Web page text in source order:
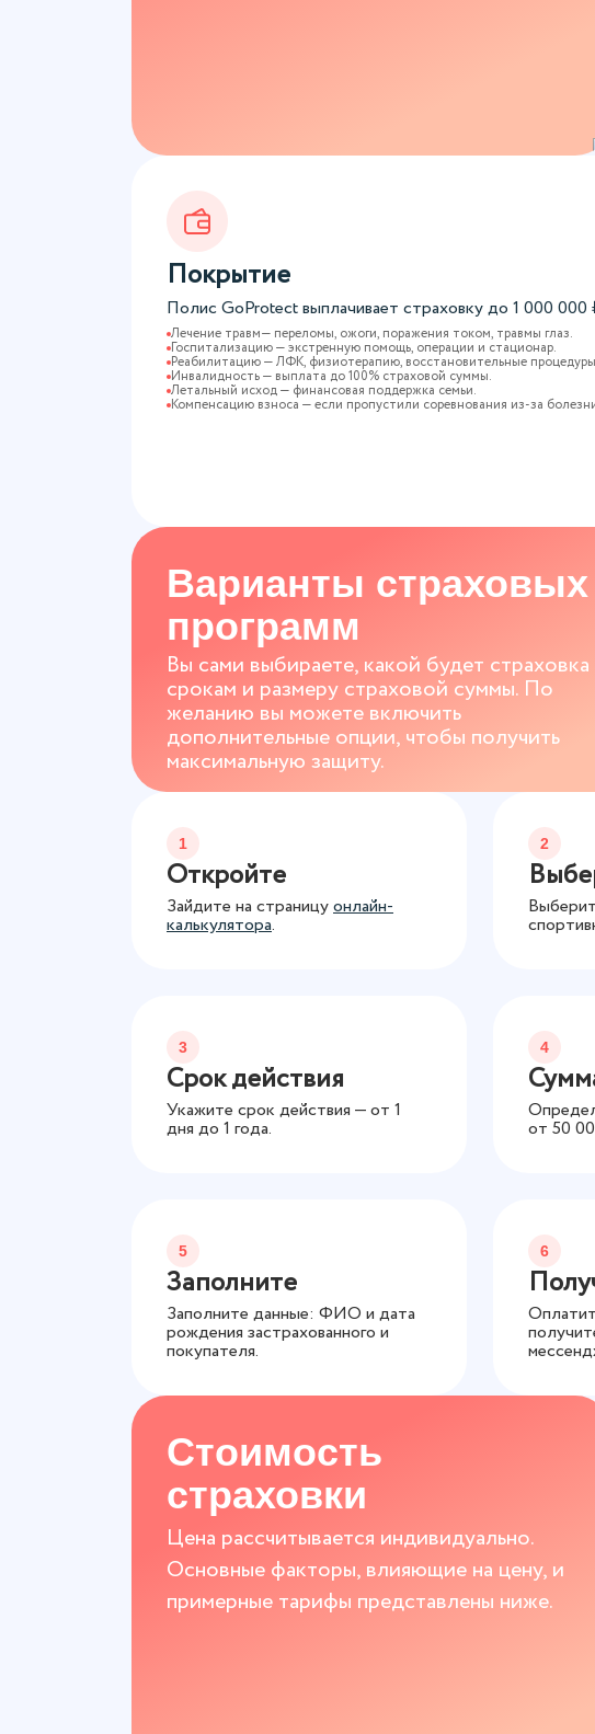
Покрытие
Полис GoProtect выплачивает страховку до 1 000 000
Лечение травм— переломы, ожоги, поражения током, травмы глаз.
Госпитализацию — экстренную помощь, операции и стационар.
Реабилитацию — ЛФК, физиотерапию, восстановительные процедуры
Инвалидность — выплата до 100% страховой суммы.
Летальный исход — финансовая поддержка семьи.
Компенсацию взноса — если пропустили соревнования из-за
Варианты страховых
программ
Вы сами выбираете, какой будет
срокам и размеру страховой суммы. По
желанию вы можете включить
дополнительные опции, чтобы получить
максимальную защиту.
1
Откройте
Зайдите на страницуонлайн-
калькулятора.
2
3
Срок действия
Укажите срок действия — от 1
дня до 1 года.
4
от 50
5
Заполните
Заполните данные: ФИО и дата
рождения застрахованного и
покупателя.
6
Стоимость
страховки
Цена рассчитывается индивидуально.
Основные факторы, влияющие на цену, и
примерные тарифы представлены ниже.